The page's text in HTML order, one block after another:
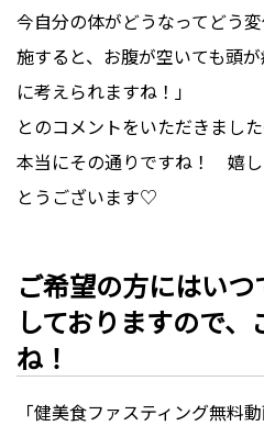
今自分の体がどうなってどう
施すると、お腹が空いても頭
に考えられますね！」
とのコメントをいただきまし
本当にその通りですね！ 嬉
とうございます♡
ご希望の方にはいつ
しておりますので
ね！
「健美食ファスティング無料